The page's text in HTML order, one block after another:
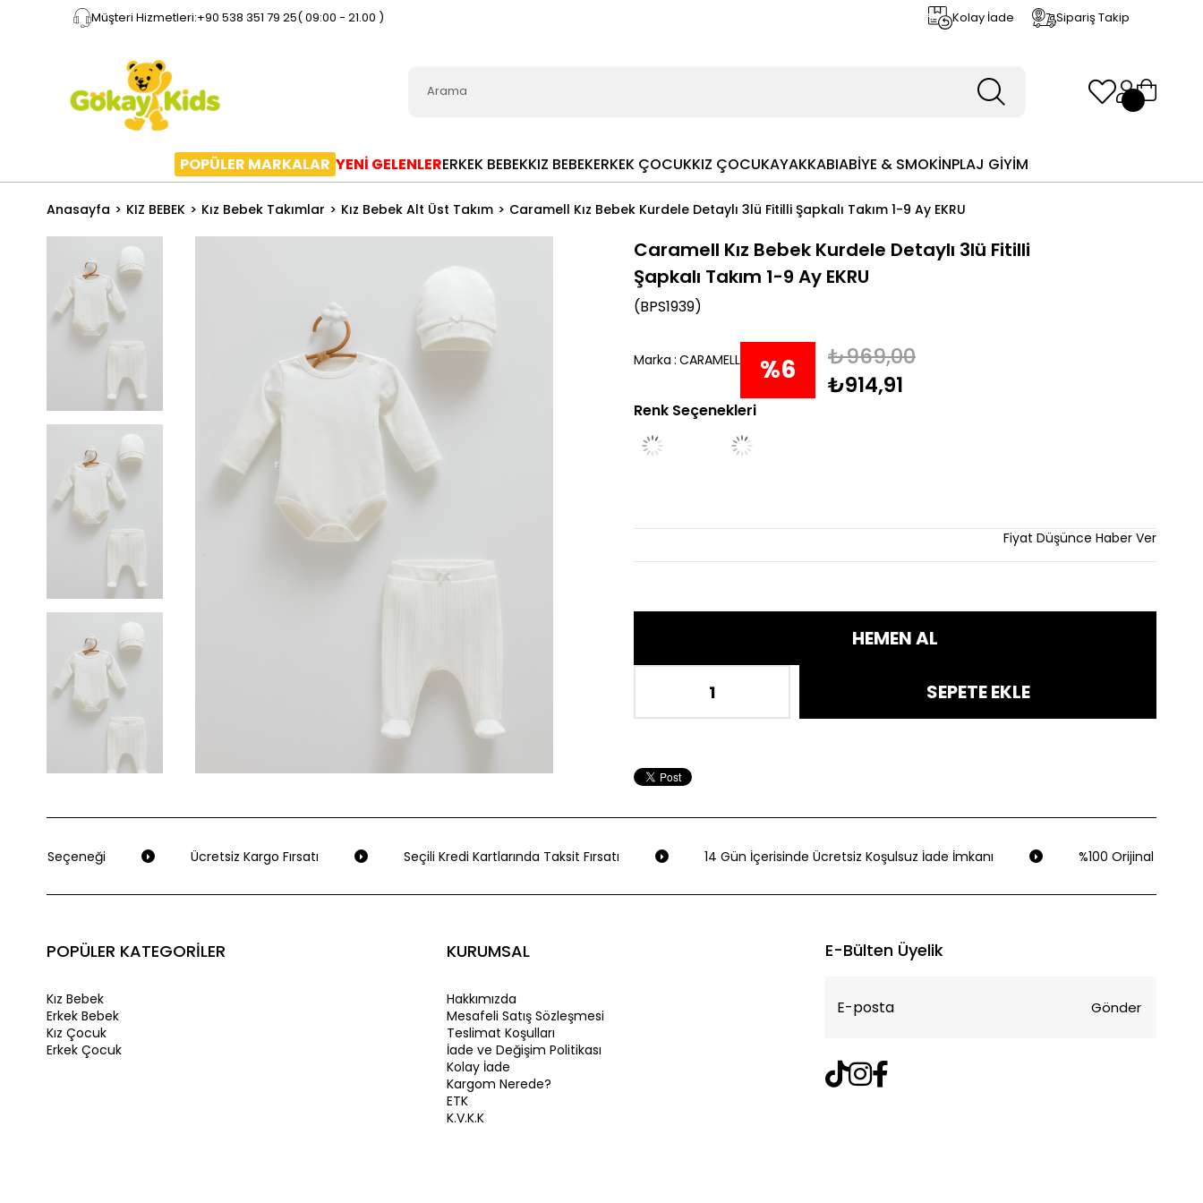
Müşteri Hizmetleri:+90 538 351 79 25( 09:00 - 21.00 ) Kolay İade Sipariş Takip
POPÜLER MARKALAR YENİ GELENLERERKEK BEBEKKIZ BEBEKERKEK ÇOCUKKIZ ÇOCUKAYAKKABIABİYE & SMOKİNPLAJ GİYİM
Anasayfa KIZ BEBEK Kız Bebek Takımlar Kız Bebek Alt Üst Takım Caramell Kız Bebek Kurdele Detaylı 3lü Fitilli Şapkalı Takım 1-9 Ay EKRU
Caramell Kız Bebek Kurdele Detaylı 3lü Fitilli
Şapkalı Takım 1-9 Ay EKRU
(BPS1939)
Marka : CARAMELL %6
İndirim
₺969,00
₺914,91
Renk Seçenekleri
Fiyat Düşünce Haber Ver
Seçeneği Ücretsiz Kargo Fırsatı Seçili Kredi Kartlarında Taksit Fırsatı 14 Gün İçerisinde Ücretsiz Koşulsuz İade İmkanı %100 Orijinal Ürün
POPÜLER KATEGORİLER
Kız Bebek
Erkek Bebek
Kız Çocuk
Erkek Çocuk
KURUMSAL
Hakkımızda
Mesafeli Satış Sözleşmesi
Teslimat Koşulları
İade ve Değişim Politikası
Kolay İade
Kargom Nerede?
ETK
K.V.K.K
E-Bülten Üyelik
Gönder